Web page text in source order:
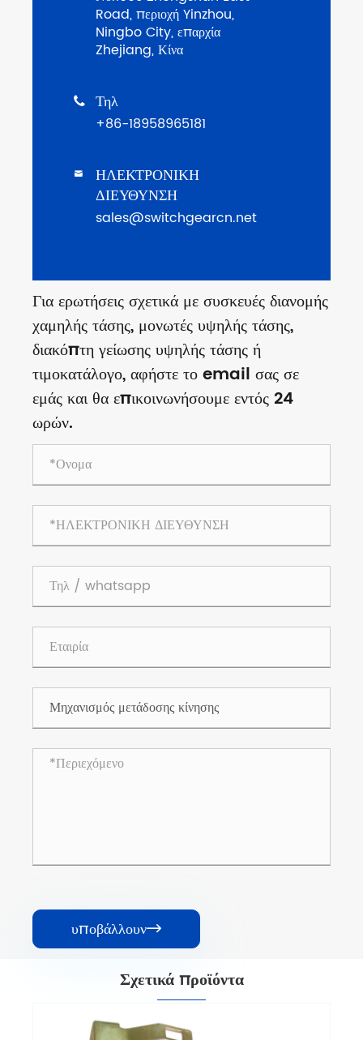
Road, περιοχή Yinzhou,
Ningbo City, επαρχία
Zhejiang, Κίνα
 Τηλ
+86-18958965181

ΗΛΕΚΤΡΟΝΙΚΗ
ΔΙΕΥΘΥΝΣΗ
sales@switchgearcn.net
Για ερωτήσεις σχετικά με συσκευές διανομής
χαμηλής τάσης, μονωτές υψηλής τάσης,
διακόπτη γείωσης υψηλής τάσης ή
τιμοκατάλογο, αφήστε το email σας σε
εμάς και θα επικοινωνήσουμε εντός 24
ωρών.
υποβάλλουν
Σχετικά προϊόντα